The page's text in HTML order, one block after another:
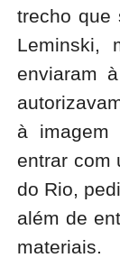
trecho que
Leminski,
enviaram
à imagem
entrar com
do Rio,
além de
materiais.